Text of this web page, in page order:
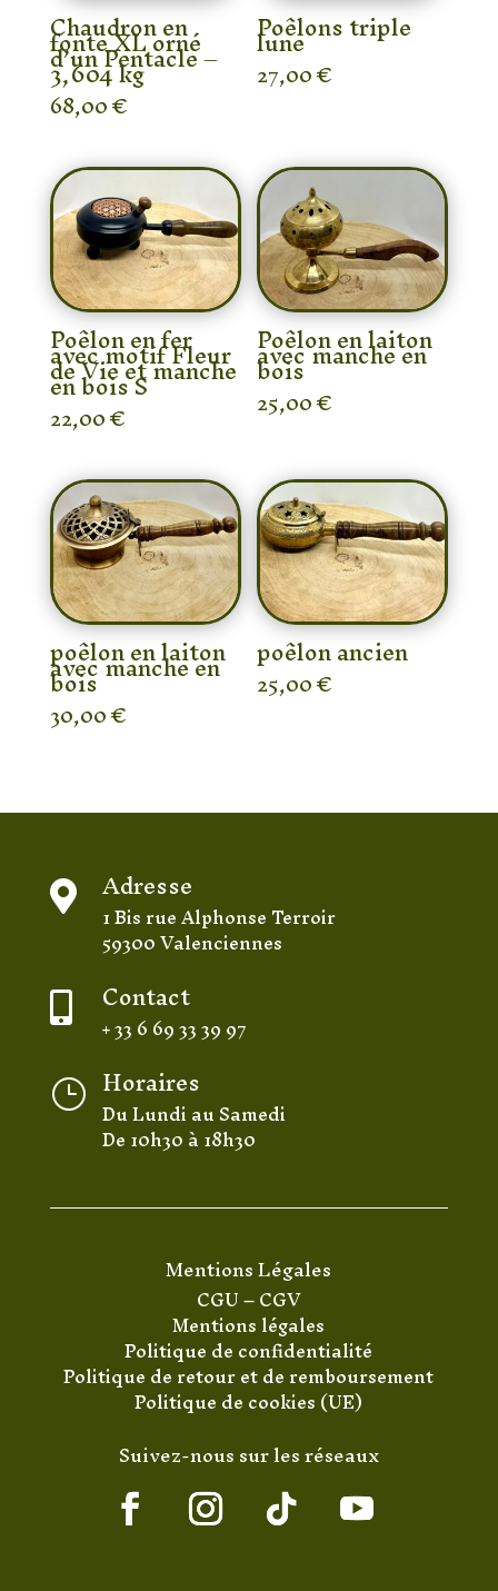
Chaudron en
fonte XL orné
d’un Pentacle –
3,604 kg
68,00€
Poêlons triple
lune
27,00€
Poêlon en fer
avec motif Fleur
de Vie et manche
en bois S
22,00€
Poêlon en laiton
avec manche en
bois
25,00€
poêlon en laiton
avec manche en
bois
30,00€
poêlon ancien
25,00€
 Adresse
1 Bis rue Alphonse Terroir
59300 Valenciennes
 Contact
+ 33 6 69 33 39 97
} Horaires
Du Lundi au Samedi
De 10h30 à 18h30
Mentions Légales
CGU–CGV
Mentions légales
Politique de confidentialité
Politique de retour et de remboursement
Politique de cookies (UE)
Suivez-nous sur les réseaux